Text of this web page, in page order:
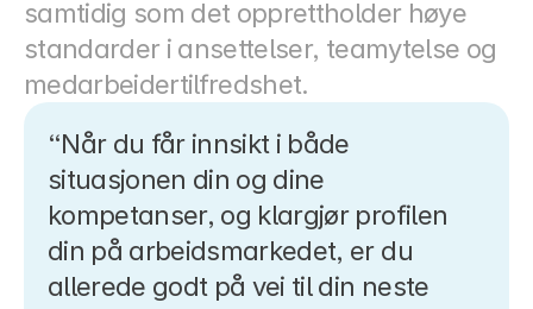
samtidig som det opprettholder høye
standarder i ansettelser, teamytelse og
medarbeidertilfredshet.
“Når du får innsikt i både
situasjonen din og dine
kompetanser, og klargjør profilen
din på arbeidsmarkedet, er du
allerede godt på vei til din neste